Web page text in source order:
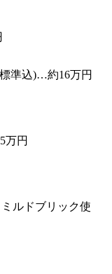
準込)…約16万円
円
ルドブリック使